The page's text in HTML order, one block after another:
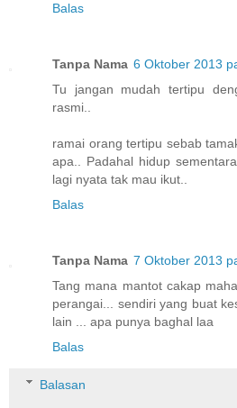
Balas
Tanpa Nama 6 Oktober 2013
Tu jangan mudah tertipu
rasmi..
ramai orang tertipu sebab
apa.. Padahal hidup
lagi nyata tak mau ikut..
Balas
Tanpa Nama 7 Oktober 2013
Tang mana mantot cakap
perangai... sendiri yang buat
lain ... apa punya baghal laa
Balas
Balasan